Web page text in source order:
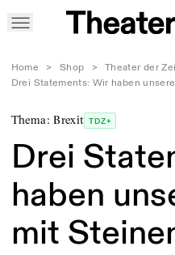
Home > Shop > Theater der
Drei Statements: Wir haben
Thema: Brexit TDZ+
Drei
haben
mit